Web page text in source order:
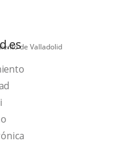
de Valladolid
Este
enlace